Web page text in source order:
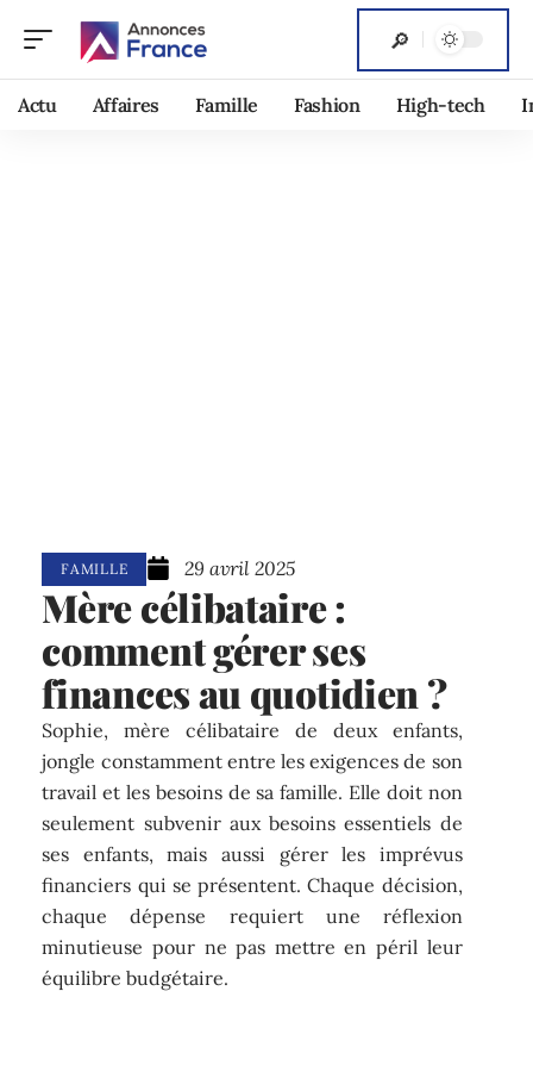
Actu Affaires Famille Fashion High-tech
FAMILLE 29 avril 2025
Mère célibataire :
comment gérer ses
finances au quotidien ?
Sophie, mère célibataire de deux enfants,
jongle constamment entre les exigences de son
travail et les besoins de sa famille. Elle doit non
seulement subvenir aux besoins essentiels de
ses enfants, mais aussi gérer les imprévus
financiers qui se présentent. Chaque décision,
chaque dépense requiert une réflexion
minutieuse pour ne pas mettre en péril leur
équilibre budgétaire.